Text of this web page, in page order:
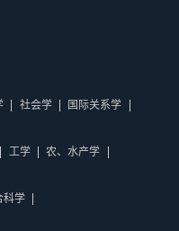
社会学 国际关系学
工学 农、水产学
科学